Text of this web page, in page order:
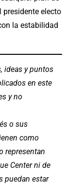
presidente electo
la estabilidad
ideas y puntos
en este
y no
o sus
como
representan
Center ni de
puedan estar